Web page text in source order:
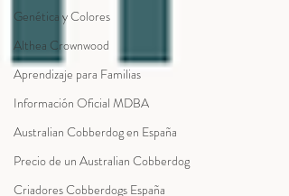
Genética y Colores
Althea Crownwood
Aprendizaje para Familias
Información Oficial MDBA
Australian Cobberdog en España
Precio de un Australian Cobberdog
Criadores Cobberdogs España